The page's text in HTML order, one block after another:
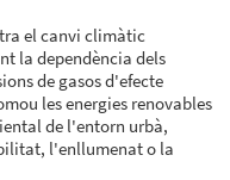
el canvi climàtic
la dependència dels
de gasos d'efecte
les energies renovables
de l'entorn urbà,
l'enllumenat o la